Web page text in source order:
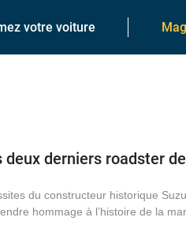
votre voiture
derniers roadster
du constructeur historique
hommage à l’histoire de la